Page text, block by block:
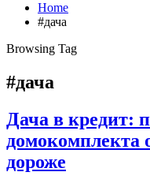
Home
#дача
Browsing Tag
#дача
Дача в кредит:
домокомплекта
дороже